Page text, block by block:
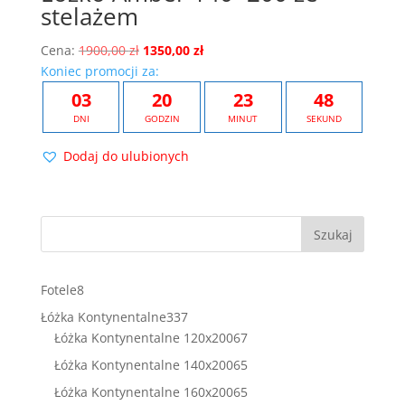
stelażem
Cena: 1900,00zł Pierwotna
cena
wynosiła:
1900,00 zł.
1350,00 złAktualna
wynosi:
1350,00 zł.
Koniec promocji za:
03
DNI
20
GODZIN
23
MINUT
47
SEKUND
Dodaj do ulubionych
Szukaj
Fotele88
produktów
Łóżka Kontynentalne337337
produktów
Łóżka Kontynentalne 120x2006767
produktów
Łóżka Kontynentalne 140x2006565
produktów
Łóżka Kontynentalne 160x2006565